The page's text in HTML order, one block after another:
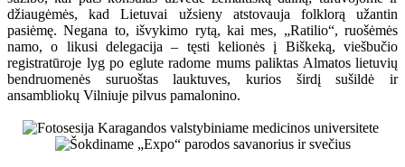
džiaugėmės, kad Lietuvai užsieny atstovauja folklorą užantin
pasiėmę. Negana to, išvykimo rytą, kai mes, „Ratilio“, ruošėmės
namo, o likusi delegacija – tęsti kelionės į Biškeką, viešbučio
registratūroje lyg po eglute radome mums paliktas Almatos lietuvių
bendruomenės suruoštas lauktuves, kurios širdį sušildė ir
ansambliokų Vilniuje pilvus pamalonino.